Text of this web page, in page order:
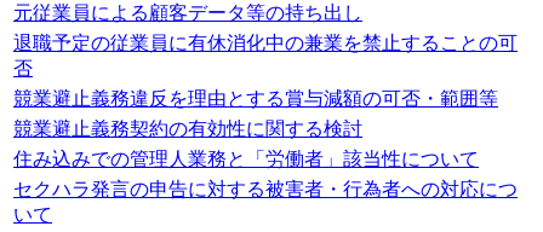
元従業員による顧客データ等の持ち出し
退職予定の従業員に有休消化中の兼業を禁止することの可
否
競業避止義務違反を理由とする賞与減額の可否・範囲等
競業避止義務契約の有効性に関する検討
住み込みでの管理人業務と「労働者」該当性について
セクハラ発言の申告に対する被害者・行為者への対応につ
いて